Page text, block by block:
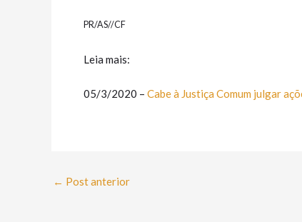
PR/AS//CF
Leia mais:
05/3/2020 – Cabe à Justiça Comum julgar
← Post anterior